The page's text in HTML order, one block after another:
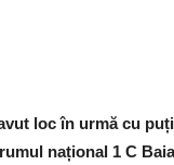
loc în urmă cu
național 1 C